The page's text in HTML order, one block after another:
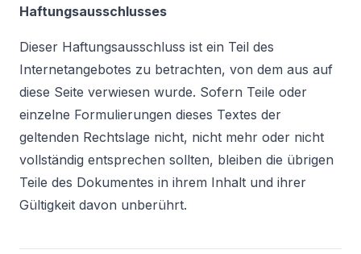
Haftungsausschlusses
Dieser Haftungsausschluss ist ein Teil des
Internetangebotes zu betrachten, von dem aus auf
diese Seite verwiesen wurde. Sofern Teile oder
einzelne Formulierungen dieses Textes der
geltenden Rechtslage nicht, nicht mehr oder nicht
vollständig entsprechen sollten, bleiben die übrigen
Teile des Dokumentes in ihrem Inhalt und ihrer
Gültigkeit davon unberührt.